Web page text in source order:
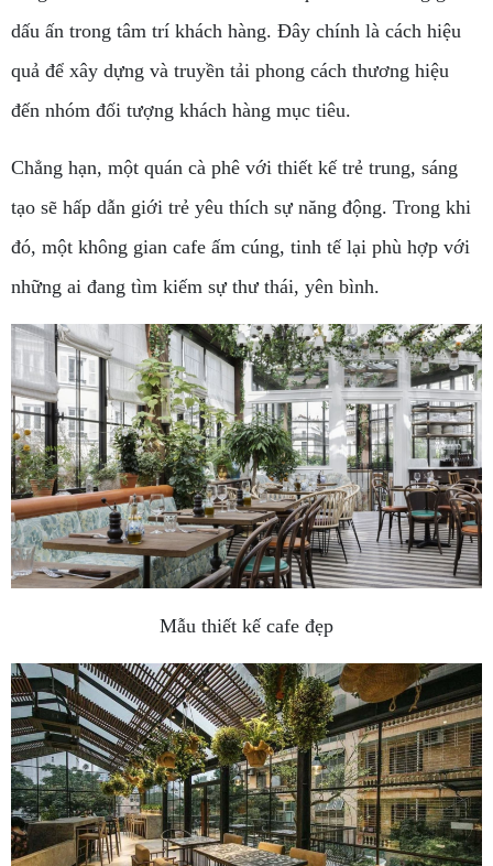
dấu ấn trong tâm trí khách hàng. Đây chính là cách hiệu
quả để xây dựng và truyền tải phong cách thương hiệu
đến nhóm đối tượng khách hàng mục tiêu.
Chẳng hạn, một quán cà phê với thiết kế trẻ trung, sáng
tạo sẽ hấp dẫn giới trẻ yêu thích sự năng động. Trong khi
đó, một không gian cafe ấm cúng, tinh tế lại phù hợp với
những ai đang tìm kiếm sự thư thái, yên bình.
Mẫu thiết kế cafe đẹp